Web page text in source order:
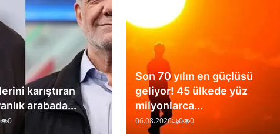
karıştıran
arabada...
0
Son 70 yılın en güçlüsü
geliyor! 45 ülkede yüz
milyonlarca...
06.08.2026 0 0